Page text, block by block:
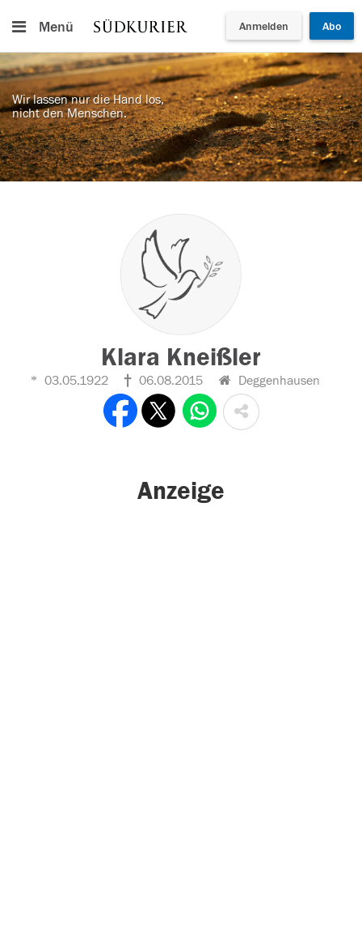
Menü Anmelden Abo
Wir lassen nur die Hand los,
nicht den Menschen.
Klara Kneißler
03.05.1922 06.08.2015 Deggenhausen
Anzeige